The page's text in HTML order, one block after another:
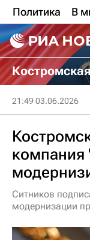
Политика В
21:49 03.06.2026
Ситников
модернизации